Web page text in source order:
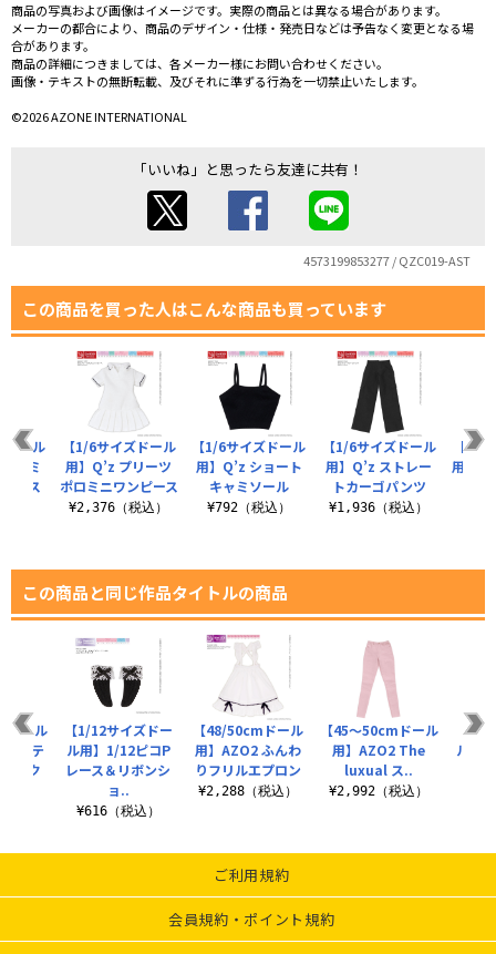
商品の写真および画像はイメージです。実際の商品とは異なる場合があります。
メーカーの都合により、商品のデザイン・仕様・発売日などは予告なく変更となる場
合があります。
商品の詳細につきましては、各メーカー様にお問い合わせください。
画像・テキストの無断転載、及びそれに準ずる行為を一切禁止いたします。
©2026 AZONE INTERNATIONAL
「いいね」と思ったら友達に共有！
4573199853277 / QZC019-AST
この商品を買った人はこんな商品も買っています
【1/6サイズドール
用】Q’z ショート
キャミソール
¥792（税込）
【1/6サイズドール
用】Q’z ストレー
トカーゴパンツ
¥1,936（税込）
【1/6
用】
ドール
ュミ
ース
【1/6サイズドール
用】Q’z プリーツ
ポロミニワンピース
¥2,376（税込）
この商品と同じ作品タイトルの商品
【48/50cmドール
用】AZO2 ふんわ
りフリルエプロン
¥2,288（税込）
【45～50cmドール
用】AZO2 The
luxual ス..
¥2,992（税込）
【1/
ル用
ドール
ステ
ック
【1/12サイズドー
ル用】1/12ピコP
レース＆リボンシ
ョ..
¥616（税込）
ご利用規約
会員規約・ポイント規約